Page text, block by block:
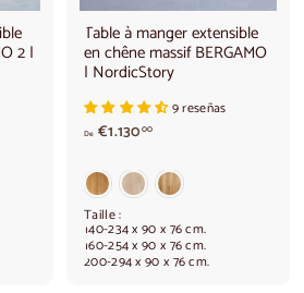
2 |
Table à manger extensible
en chêne massif BERGAMO
| NordicStory
9 reseñas
De €1.13000A
a
r
i
r
d
Taille :
140-234 x 90 x 76 cm.
160-254 x 90 x 76 cm.
200-294 x 90 x 76 cm.